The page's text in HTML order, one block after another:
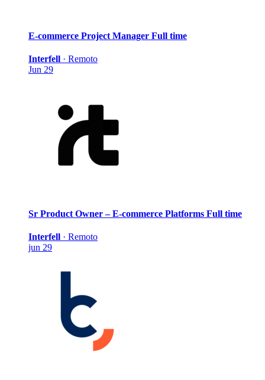
E-commerce Project Manager Full time
Interfell · Remoto
Jun 29
Sr Product Owner – E-commerce Platforms Full time
Interfell · Remoto
jun 29